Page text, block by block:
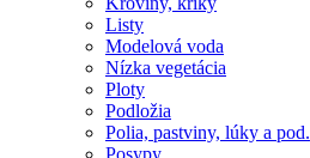
Listy
Modelová voda
Nízka vegetácia
Ploty
Podložia
Polia, pastviny, lúky a pod.
Posypy